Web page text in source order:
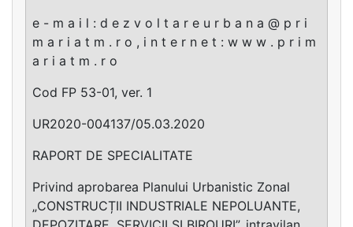
e - m a i l : d e z v o l t a r e u r b a n a @ p r i
m a r i a t m . r o , i n t e r n e t : w w w . p r i m
a r i a t m . r o
Cod FP 53-01, ver. 1
UR2020-004137/05.03.2020
RAPORT DE SPECIALITATE
Privind aprobarea Planului Urbanistic Zonal
„CONSTRUCȚII INDUSTRIALE NEPOLUANTE,